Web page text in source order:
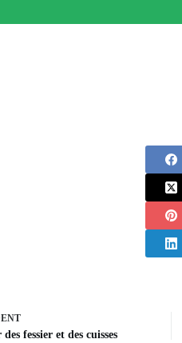
fessier et des cuisses